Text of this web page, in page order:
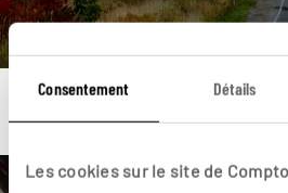
Consentement Détails
Les cookies sur le site de